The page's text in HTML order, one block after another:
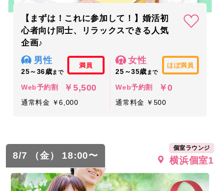
【まずは！これに参加して！】婚活初
心者向け同士、リラックスできる人気
企画♪
男性
25～36歳まで
満員
Web予約割 ￥5,500
通常料金 ￥6,000
女性
25～35歳 まで
ほぼ満員
Web予約割 ￥0
通常料金 ￥500
8/7 （金） 18:00〜
個室ラウンジ
横浜個室1